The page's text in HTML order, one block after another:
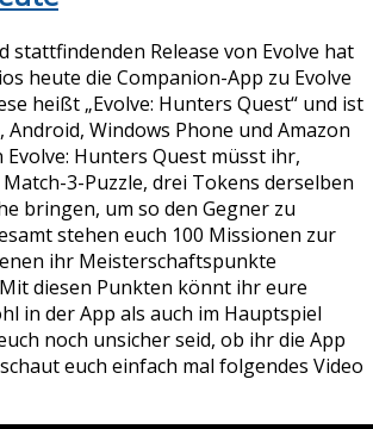
stattfindenden Release von Evolve hat
heute die Companion-App zu Evolve
heißt „Evolve: Hunters Quest“ und ist
Windows Phone und Amazon
Hunters Quest müsst ihr,
3-Puzzle, drei Tokens derselben
bringen, um so den Gegner zu
stehen euch 100 Missionen zur
ihr Meisterschaftspunkte
diesen Punkten könnt ihr eure
in der App als auch im Hauptspiel
noch unsicher seid, ob ihr die App
euch einfach mal folgendes Video